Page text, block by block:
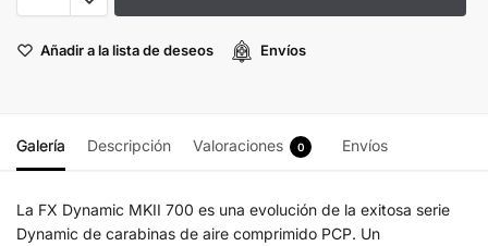
Añadir a la lista de deseos Envíos
Galería Descripción Valoraciones 0 Envíos
La FX Dynamic MKII 700 es una evolución de la exitosa serie
Dynamic de carabinas de aire comprimido PCP. Un